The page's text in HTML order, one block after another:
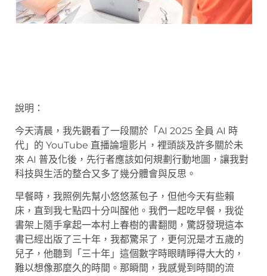
說明：
今天清晨，我先觀看了一段關於「AI 2025 全員 AI 時
代」的 YouTube 直播論壇影片，裡頭談及許多關於未
來 AI 普及化後，先行者應該如何規劃行動地圖，讓我對
科技與生活的整合又多了幾分體會與反思。
早餐時，我照例先幫小悠悠蒸包子，但他今天有些賴
床，直到我七點四十分叫醒他。我們一起吃早餐，我從
書架上隨手拿起一本村上春樹的書翻閱，驚訝發現這本
書已經出版了三十年，我都驚呆了，更何況是才五歲的
兒子，他聽到「三十年」這個數字時眼睛睜得大大的，
難以想像那麼久的時間。那瞬間，我感覺到時間的流